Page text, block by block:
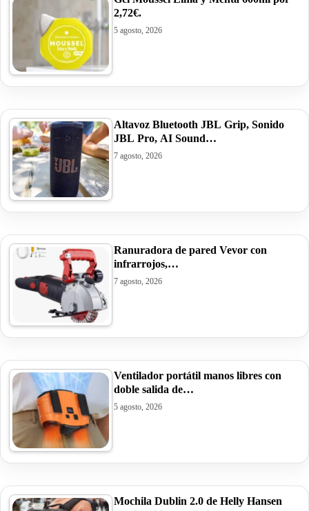
2,72€.
5 agosto, 2026
Altavoz Bluetooth JBL Grip, Sonido
JBL Pro, AI Sound…
7 agosto, 2026
Ranuradora de pared Vevor con
infrarrojos,…
7 agosto, 2026
Ventilador portátil manos libres con
doble salida de…
5 agosto, 2026
Mochila Dublin 2.0 de Helly Hansen